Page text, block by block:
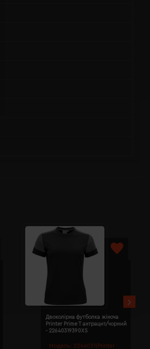
Модель: 2264031(Printer
Двоколірна футболка жіноча
Printer Prime T антрацит/чорний
- 22640319390XS